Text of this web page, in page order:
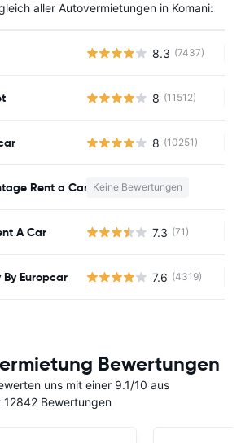
aller Autovermietungen in Komani:
8.3 (7437)
8 (11512)
8 (10251)
Rent a Car Keine Bewertungen
A Car 7.3 (71)
By Europcar 7.6 (4319)
Bewertungen
uns mit einer 9.1/10 aus
12842 Bewertungen